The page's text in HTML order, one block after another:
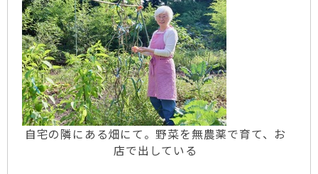
自宅の隣にある畑にて。野菜を無農薬で育て、お
店で出している